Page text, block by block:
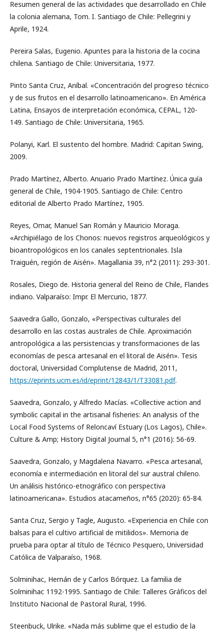
Resumen general de las actividades que desarrollado en Chile
la colonia alemana, Tom. I. Santiago de Chile: Pellegrini y
Aprile, 1924.
Pereira Salas, Eugenio. Apuntes para la historia de la cocina
chilena. Santiago de Chile: Universitaria, 1977.
Pinto Santa Cruz, Aníbal. «Concentración del progreso técnico
y de sus frutos en el desarrollo latinoamericano». En América
Latina, Ensayos de interpretación económica, CEPAL, 120-
149. Santiago de Chile: Universitaria, 1965.
Polanyi, Karl. El sustento del hombre. Madrid: Capitan Swing,
2009.
Prado Martínez, Alberto. Anuario Prado Martínez. Única guía
general de Chile, 1904-1905. Santiago de Chile: Centro
editorial de Alberto Prado Martínez, 1905.
Reyes, Omar, Manuel San Román y Mauricio Moraga.
«Archipiélago de los Chonos: nuevos registros arqueológicos y
bioantropológicos en los canales septentrionales. Isla
Traiguén, región de Aisén». Magallania 39, n°2 (2011): 293-301.
Rosales, Diego de. Historia general del Reino de Chile, Flandes
indiano. Valparaíso: Impr. El Mercurio, 1877.
Saavedra Gallo, Gonzalo, «Perspectivas culturales del
desarrollo en las costas australes de Chile. Aproximación
antropológica a las persistencias y transformaciones de las
economías de pesca artesanal en el litoral de Aisén». Tesis
doctoral, Universidad Complutense de Madrid, 2011,
https://eprints.ucm.es/id/eprint/12843/1/T33081.pdf.
Saavedra, Gonzalo, y Alfredo Macías. «Collective action and
symbolic capital in the artisanal fisheries: An analysis of the
Local Food Systems of Reloncaví Estuary (Los Lagos), Chile».
Culture & Amp; History Digital Journal 5, n°1 (2016): 56-69.
Saavedra, Gonzalo, y Magdalena Navarro. «Pesca artesanal,
economía e intermediación en litoral del sur austral chileno.
Un análisis histórico-etnográfico con perspectiva
latinoamericana». Estudios atacameños, n°65 (2020): 65-84.
Santa Cruz, Sergio y Tagle, Augusto. «Experiencia en Chile con
balsas para el cultivo artificial de mitilidos». Memoria de
prueba para optar al título de Técnico Pesquero, Universidad
Católica de Valparaíso, 1968.
Solminihac, Hernán de y Carlos Bórquez. La familia de
Solminihac 1192-1995. Santiago de Chile: Talleres Gráficos del
Instituto Nacional de Pastoral Rural, 1996.
Steenbuck, Ulrike. «Nada más sublime que el estudio de la